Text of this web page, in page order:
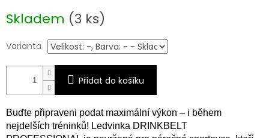
cena:
Skladem (3 ks)
Varianta
Přidat do košíku
Buďte připraveni podat maximální výkon – i během
nejdelších tréninků! Ledvinka DRINKBELT